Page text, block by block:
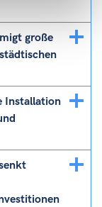
große
Installation